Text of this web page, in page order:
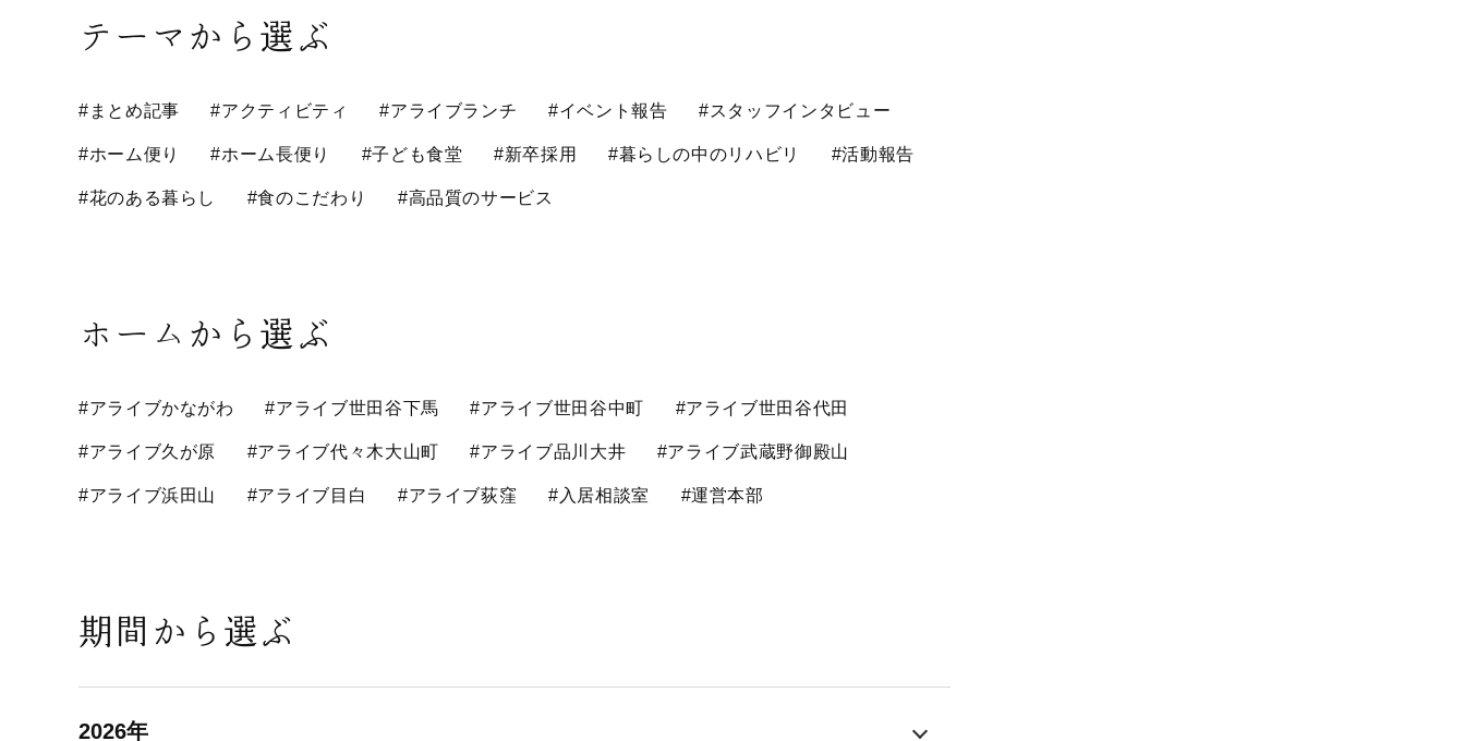
テーマから選ぶ
#まとめ記事 #アクティビティ #アライブランチ #イベント報告 #スタッフインタビュー
#ホーム便り #ホーム長便り #子ども食堂 #新卒採用 #暮らしの中のリハビリ #活動報告
#花のある暮らし #食のこだわり #高品質のサービス
ホームから選ぶ
#アライブかながわ #アライブ世田谷下馬 #アライブ世田谷中町 #アライブ世田谷代田
#アライブ久が原 #アライブ代々木大山町 #アライブ品川大井 #アライブ武蔵野御殿山
#アライブ浜田山 #アライブ目白 #アライブ荻窪 #入居相談室 #運営本部
期間から選ぶ
2026年